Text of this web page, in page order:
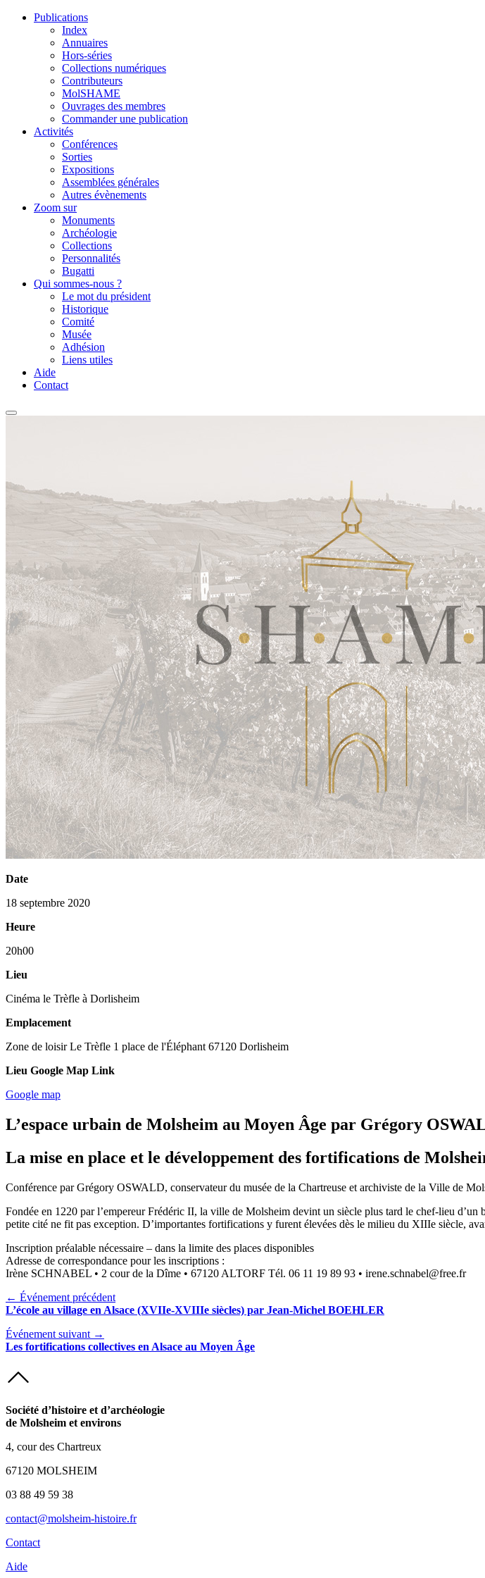
Publications
Index
Annuaires
Hors-séries
Collections numériques
Contributeurs
MolSHAME
Ouvrages des membres
Commander une publication
Activités
Conférences
Sorties
Expositions
Assemblées générales
Autres évènements
Zoom sur
Monuments
Archéologie
Collections
Personnalités
Bugatti
Qui sommes-nous ?
Le mot du président
Historique
Comité
Musée
Adhésion
Liens utiles
Aide
Contact
Date
18 septembre 2020
Heure
20h00
Lieu
Cinéma le Trèfle à Dorlisheim
Emplacement
Zone de loisir Le Trèfle 1 place de l'Éléphant 67120 Dorlisheim
Lieu Google Map Link
Google map
L’espace urbain de Molsheim au Moyen Âge par Grégory
La mise en place et le développement des fortifications de
Conférence par Grégory OSWALD, conservateur du musée de la Chartreuse et archiviste de la Ville de
Fondée en 1220 par l’empereur Frédéric II, la ville de Molsheim devint un siècle plus tard le chef-lieu
petite cité ne fit pas exception. D’importantes fortifications y furent élevées dès le milieu du XIIIe siècle,
Inscription préalable nécessaire – dans la limite des places disponibles
Adresse de correspondance pour les inscriptions :
Irène SCHNABEL • 2 cour de la Dîme • 67120 ALTORF Tél. 06 11 19 89 93 • irene.schnabel@free.fr
← Événement précédent
L’école au village en Alsace (XVIIe-XVIIIe siècles) par Jean-Michel BOEHLER
Événement suivant →
Les fortifications collectives en Alsace au Moyen Âge
Société d’histoire et d’archéologie
de Molsheim et environs
4, cour des Chartreux
67120 MOLSHEIM
03 88 49 59 38
contact@molsheim-histoire.fr
Contact
Aide